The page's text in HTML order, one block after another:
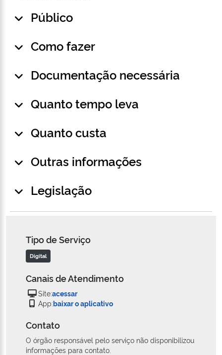
Público
Como fazer
Documentação necessária
Quanto tempo leva
Quanto custa
Outras informações
Legislação
Tipo de Serviço
Digital
Canais de Atendimento
Site:acessar
App:baixar o aplicativo
Contato
O órgão responsável pelo serviço não disponibilizou
informações para contato.